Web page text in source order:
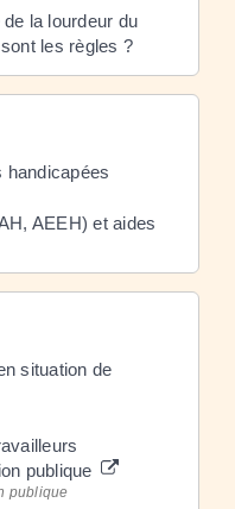
la lourdeur du
les règles ?
handicapées
AEEH) et aides
situation de
publique
publique